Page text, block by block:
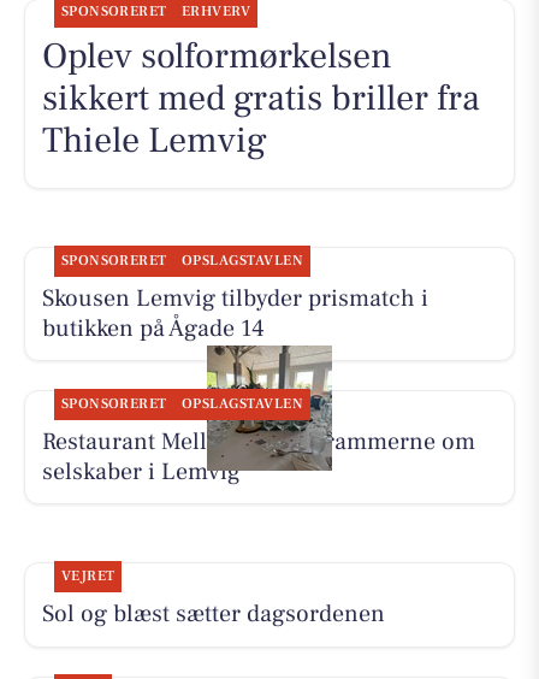
SPONSORERET ERHVERV
Oplev solformørkelsen
sikkert med gratis briller fra
Thiele Lemvig
SPONSORERET OPSLAGSTAVLEN
Skousen Lemvig tilbyder prismatch i
butikken på Ågade 14
SPONSORERET OPSLAGSTAVLEN
Restaurant Mellow danner rammerne om
selskaber i Lemvig
VEJRET
Sol og blæst sætter dagsordenen